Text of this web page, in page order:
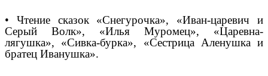
• Чтение сказок «Снегурочка», «Иван-царевич и
Серый Волк», «Илья Муромец», «Царевна-
лягушка», «Сивка-бурка», «Сестрица Аленушка и
братец Иванушка».